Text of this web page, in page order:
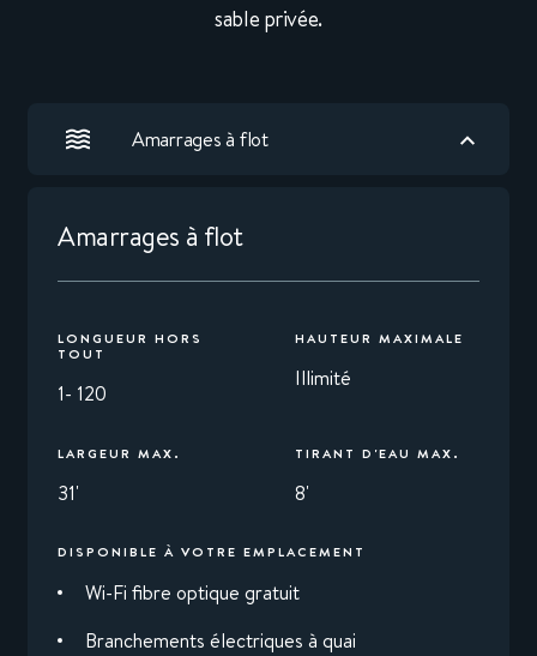
sable privée.
Amarrages à flot
Amarrages à flot
LONGUEUR HORS
TOUT
1- 120
HAUTEUR MAXIMALE
Illimité
LARGEUR MAX.
31'
TIRANT D'EAU MAX.
8'
DISPONIBLE À VOTRE EMPLACEMENT
Wi-Fi fibre optique gratuit
Branchements électriques à quai